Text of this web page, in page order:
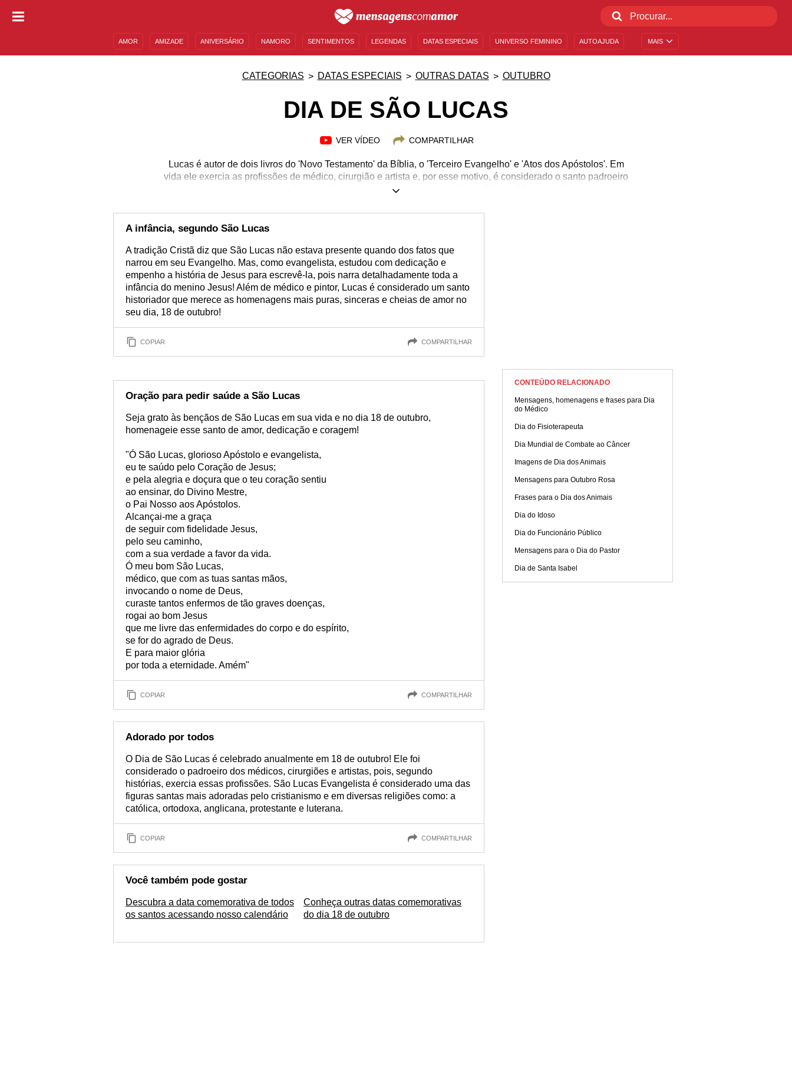
MAIS
AMOR AMIZADE ANIVERSÁRIO NAMORO SENTIMENTOS LEGENDAS DATAS ESPECIAIS UNIVERSO FEMININO AUTOAJUDA
CATEGORIAS DATAS ESPECIAIS OUTRAS DATAS OUTUBRO
DIA DE SÃO LUCAS
VER VÍDEO COMPARTILHAR
Lucas é autor de dois livros do 'Novo Testamento' da Bíblia, o 'Terceiro Evangelho' e 'Atos dos Apóstolos'. Em
vida ele exercia as profissões de médico, cirurgião e artista e, por esse motivo, é considerado o santo padroeiro
dos que seguem essas profissões. Muito amado em diversas religiões, o Dia de São Lucas é celebrado
devoto de São Lucas e quer saber tudo sobre a história, origem e oração desse santo querido, continue lendo a
nossa página e encontre todas essas informações que irão conectá-lo ainda mais com esse santo, além de
A infância, segundo São Lucas
A tradição Cristã diz que São Lucas não estava presente quando dos fatos que
narrou em seu Evangelho. Mas, como evangelista, estudou com dedicação e
empenho a história de Jesus para escrevê-la, pois narra detalhadamente toda a
infância do menino Jesus! Além de médico e pintor, Lucas é considerado um santo
historiador que merece as homenagens mais puras, sinceras e cheias de amor no
seu dia, 18 de outubro!
COPIAR COMPARTILHAR
Oração para pedir saúde a São Lucas
Seja grato às bençãos de São Lucas em sua vida e no dia 18 de outubro,
homenageie esse santo de amor, dedicação e coragem!
"Ó São Lucas, glorioso Apóstolo e evangelista,
eu te saúdo pelo Coração de Jesus;
e pela alegria e doçura que o teu coração sentiu
ao ensinar, do Divino Mestre,
o Pai Nosso aos Apóstolos.
Alcançai-me a graça
de seguir com fidelidade Jesus,
pelo seu caminho,
com a sua verdade a favor da vida.
Ó meu bom São Lucas,
médico, que com as tuas santas mãos,
invocando o nome de Deus,
curaste tantos enfermos de tão graves doenças,
rogai ao bom Jesus
que me livre das enfermidades do corpo e do espírito,
se for do agrado de Deus.
E para maior glória
por toda a eternidade. Amém"
COPIAR COMPARTILHAR
Adorado por todos
O Dia de São Lucas é celebrado anualmente em 18 de outubro! Ele foi
considerado o padroeiro dos médicos, cirurgiões e artistas, pois, segundo
histórias, exercia essas profissões. São Lucas Evangelista é considerado uma das
figuras santas mais adoradas pelo cristianismo e em diversas religiões como: a
católica, ortodoxa, anglicana, protestante e luterana.
COPIAR COMPARTILHAR
Você também pode gostar
Descubra a data comemorativa de todos
os santos acessando nosso calendário
Conheça outras datas comemorativas
do dia 18 de outubro
CONTEÚDO RELACIONADO
Mensagens, homenagens e frases para Dia
do Médico
Dia do Fisioterapeuta
Dia Mundial de Combate ao Câncer
Imagens de Dia dos Animais
Mensagens para Outubro Rosa
Frases para o Dia dos Animais
Dia do Idoso
Dia do Funcionário Público
Mensagens para o Dia do Pastor
Dia de Santa Isabel